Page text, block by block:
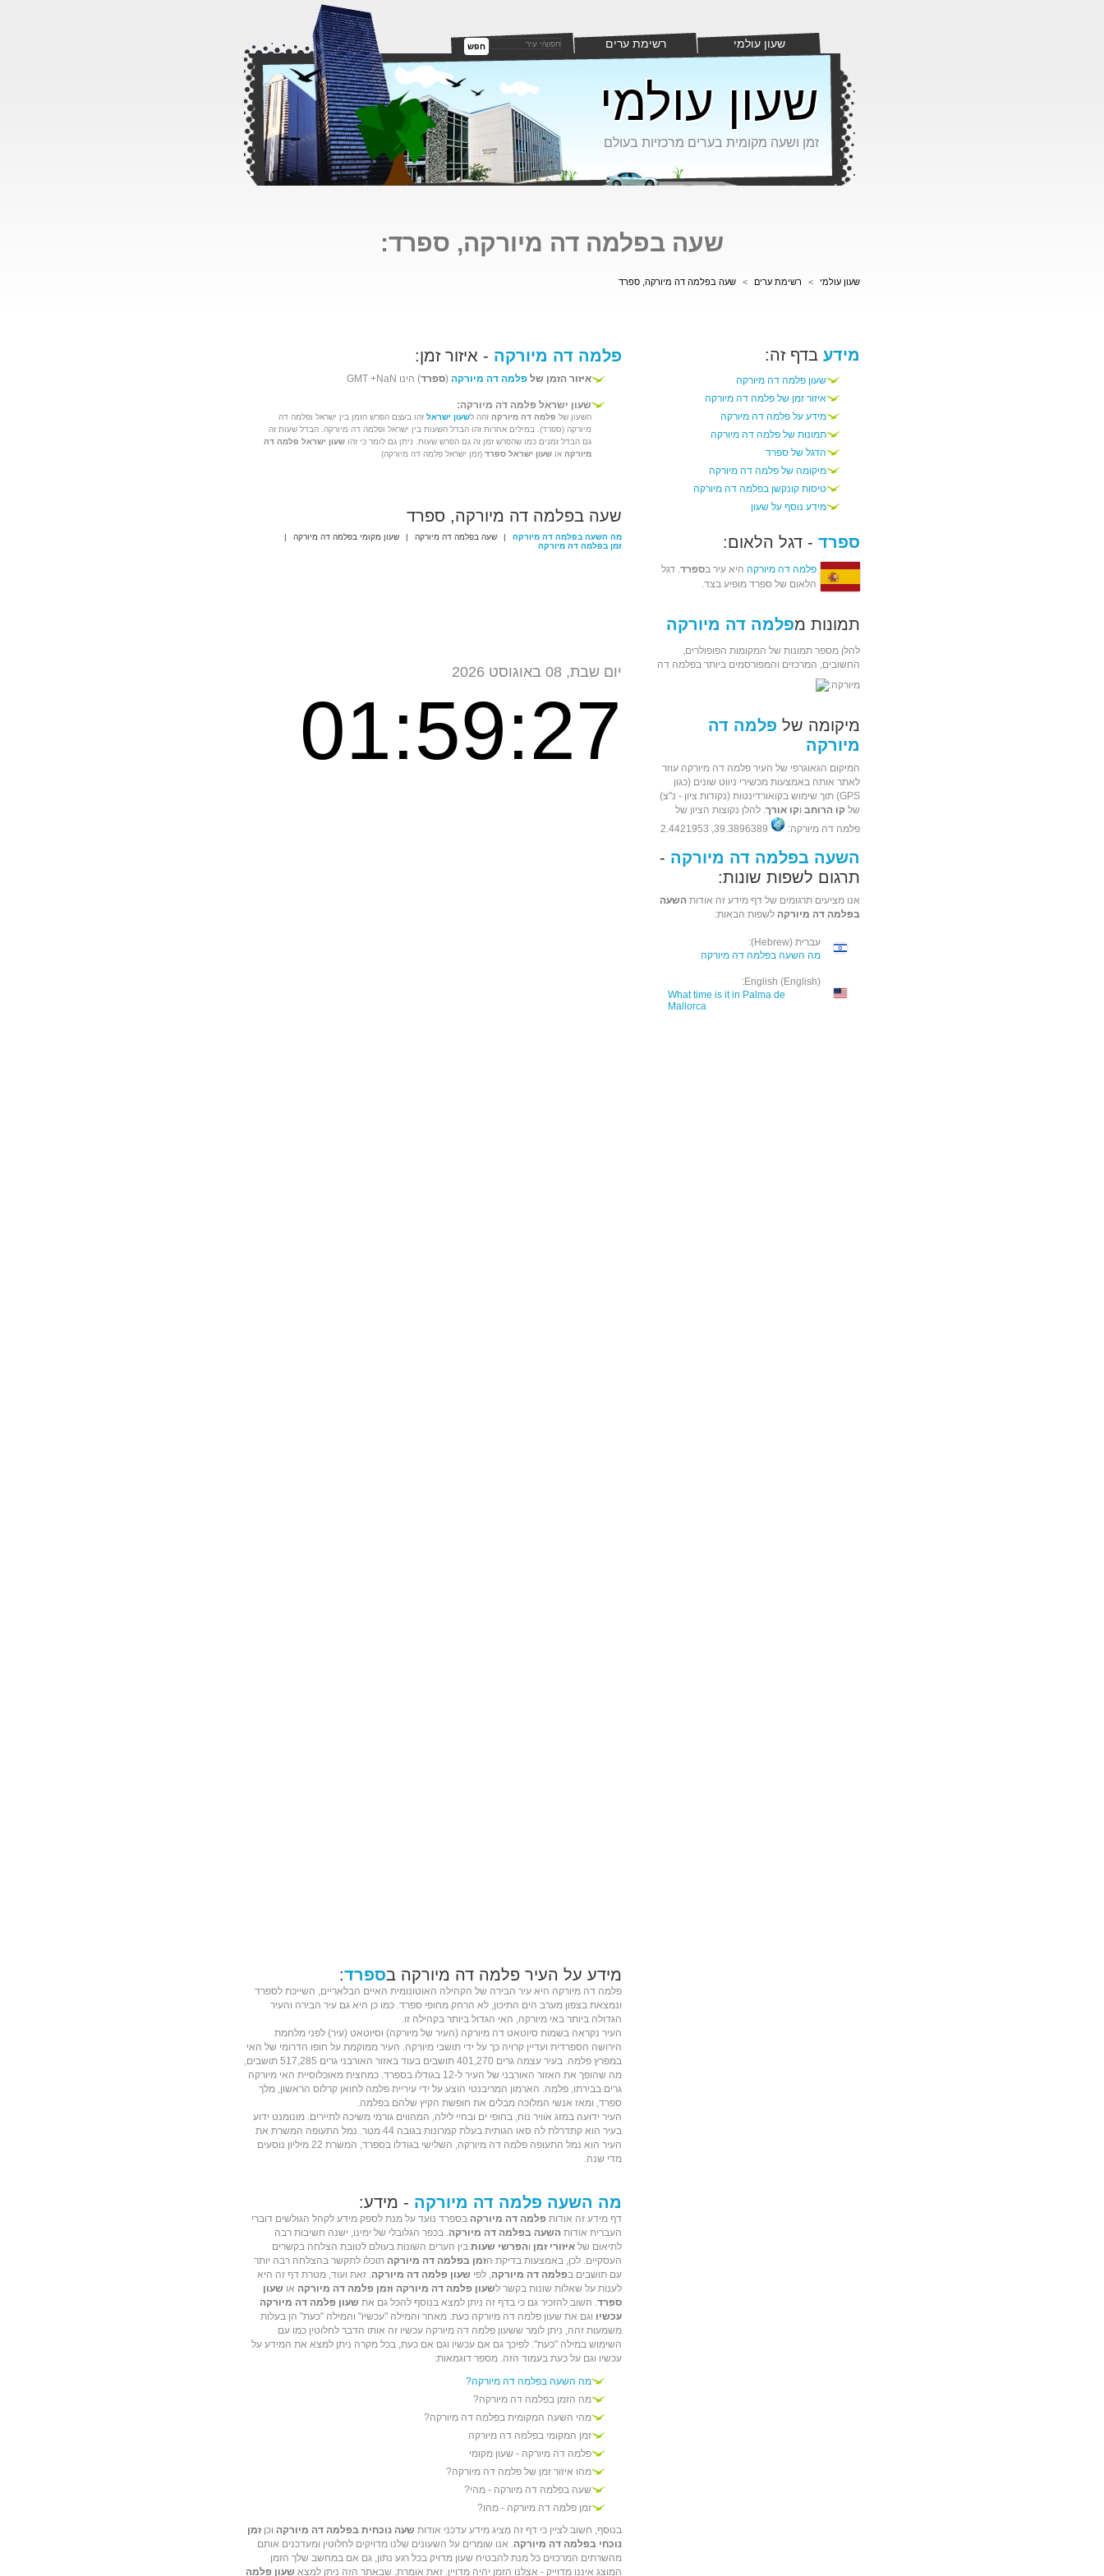
שעון עולמי רשימת ערים חפש
שעון עולמי
זמן ושעה מקומית בערים מרכזיות בעולם
שעה בפלמה דה מיורקה, ספרד:
שעון עולמי > רשימת ערים > שעה בפלמה דה מיורקה, ספרד
מידע בדף זה:
שעון פלמה דה מיורקה
איזור זמן של פלמה דה מיורקה
מידע על פלמה דה מיורקה
תמונות של פלמה דה מיורקה
הדגל של ספרד
מיקומה של פלמה דה מיורקה
טיסות קונקשן בפלמה דה מיורקה
מידע נוסף על שעון
ספרד - דגל הלאום:
פלמה דה מיורקה היא עיר בספרד. דגל
הלאום של ספרד מופיע בצד.
תמונות מפלמה דה מיורקה
להלן מספר תמונות של המקומות הפופולרים,
החשובים, המרכזים והמפורסמים ביותר בפלמה דה
מיורקה:
מיקומה של פלמה דה
מיורקה
המיקום הגאוגרפי של העיר פלמה דה מיורקה עוזר
לאתר אותה באמצעות מכשירי ניווט שונים (כגון
GPS) תוך שימוש בקואורדינטות (נקודות ציון - נ"צ)
של קו הרוחב וקו אורך. להלן נקוצות הציון של
פלמה דה מיורקה:
השעה בפלמה דה מיורקה -
תרגום לשפות שונות:
אנו מציעים תרגומים של דף מידע זה אודות השעה
בפלמה דה מיורקה לשפות הבאות:
עברית (Hebrew):
מה השעה בפלמה דה מיורקה
English (English):
What time is it in Palma de
Mallorca
פלמה דה מיורקה - איזור זמן:
איזור הזמן של פלמה דה מיורקה (ספרד) הינו GMT +NaN
שעון ישראל פלמה דה מיורקה:
השעון של פלמה דה מיורקה זהה לשעון ישראל זהו בעצם הפרש הזמן בין ישראל ופלמה דה
מיורקה (ספרד). במילים אחרות זהו הבדל השעות בין ישראל ופלמה דה מיורקה. הבדל שעות זה
גם הבדל זמנים כמו שהפרש זמן זה גם הפרש שעות. ניתן גם לומר כי זהו שעון ישראל פלמה דה
מיורקה או שעון ישראל ספרד (זמן ישראל פלמה דה מיורקה)
שעה בפלמה דה מיורקה, ספרד
מה השעה בפלמה דה מיורקה | שעה בפלמה דה מיורקה | שעון מקומי בפלמה דה מיורקה
|
זמן בפלמה דה מיורקה
יום שבת, 08 באוגוסט 2026
01:59:27
מידע על העיר פלמה דה מיורקה בספרד:
פלמה דה מיורקה היא עיר הבירה של הקהילה האוטונומית האיים הבלאריים, השייכת לספרד
ונמצאת בצפון מערב הים התיכון, לא הרחק מחופי ספרד. כמו כן היא גם עיר הבירה והעיר
הגדולה ביותר באי מיורקה, האי הגדול ביותר בקהילה זו.
העיר נקראה בשמות סיוטאט דה מיורקה (העיר של מיורקה) וסיוטאט (עיר) לפני מלחמת
הירושה הספרדית ועדיין קרויה כך על ידי תושבי מיורקה. העיר ממוקמת על חופו הדרומי של האי
במפרץ פלמה
. בעיר עצמה גרים 401,270 תושבים בעוד באזור האורבני גרים 517,285 תושבים,
מה שהופך את האזור האורבני של העיר ל-12 בגודלו בספרד. כמחצית מאוכלוסיית האי מיורקה
גרים בבירתו, פלמה. הארמון המריבנטי הוצע על ידי עיריית פלמה לחואן קרלוס הראשון, מלך
ספרד, ומאז אנשי המלוכה מבלים את חופשת הקיץ שלהם בפלמה.
העיר ידועה במזג אוויר נוח, בחופי ים ובחיי לילה, המהווים גורמי משיכה לתיירים. מונומנט ידוע
בעיר הוא קתדרלת לה סאו הגותית בעלת קמרונות בגובה 44 מטר. נמל התעופה המשרת את
העיר הוא נמל התעופה פלמה דה מיורקה
, השלישי בגודלו בספרד, המשרת 22 מיליון נוסעים
מדי שנה.
מה השעה פלמה דה מיורקה - מידע:
דף מידע זה אודות פלמה דה מיורקה בספרד נועד על מנת לספק מידע לקהל הגולשים דוברי
העברית אודות השעה בפלמה דה מיורקה. בכפר הגלובלי של ימינו, ישנה חשיבות רבה
לתיאום של איזורי זמן והפרשי שעות בין הערים השונות בעולם לטובת הצלחה בקשרים
העסקיים. לכן, באמצעות בדיקת הזמן בפלמה דה מיורקה תוכלו לתקשר בהצלחה רבה יותר
עם תושבים בפלמה דה מיורקה, לפי שעון פלמה דה מיורקה. זאת ועוד, מטרת דף זה היא
לענות על שאלות שונות בקשר לשעון פלמה דה מיורקה וזמן פלמה דה מיורקה או שעון
ספרד. חשוב להזכיר גם כי בדף זה ניתן למצא בנוסף להכל גם את שעון פלמה דה מיורקה
עכשיו וגם את שעון פלמה דה מיורקה כעת. מאחר והמילה "עכשיו" והמילה "כעת" הן בעלות
משמעות זהה, ניתן לומר ששעון פלמה דה מיורקה עכשיו זה אותו הדבר לחלוטין כמו עם
השימוש במילה "כעת". לפיכך גם אם עכשיו וגם אם כעת, בכל מקרה ניתן למצא את המידע על
עכשיו וגם על כעת בעמוד הזה. מספר דוגמאות:
מה השעה בפלמה דה מיורקה?
מה הזמן בפלמה דה מיורקה?
מהי השעה המקומית בפלמה דה מיורקה?
זמן המקומי בפלמה דה מיורקה
פלמה דה מיורקה - שעון מקומי
מהו איזור זמן של פלמה דה מיורקה?
שעה בפלמה דה מיורקה - מהי?
זמן פלמה דה מיורקה - מהו?
בנוסף, חשוב לציין כי דף זה מציג מידע עדכני אודות שעה נוכחית בפלמה דה מיורקה וכןזמן
נוכחי בפלמה דה מיורקה. אנו שומרים על השעונים שלנו מדויקים לחלוטין ומעדכנים אותם
מהשרתים המרכזים כל מנת להבטיח שעון מדויק בכל רגע נתון, גם אם במחשב שלך הזמן
המוצג איננו מדוייק - אצלנו הזמן יהיה מדויין. זאת אומרת, שבאתר הזה ניתן למצא שעון פלמה